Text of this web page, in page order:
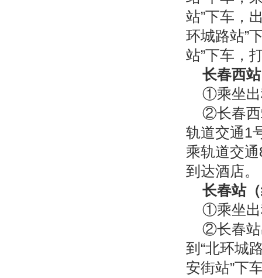
站”下车，
环城路站”
站”下车，
长春西
①乘坐出
②长春西
轨道交通1
乘轨道交
到达酒店。
长春站
①乘坐
②长春站
到“北环城
安街站”下